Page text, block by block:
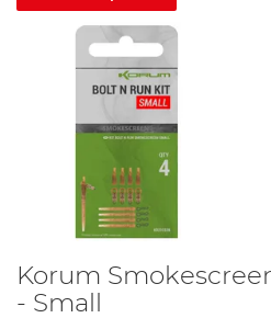
Korum
- Small